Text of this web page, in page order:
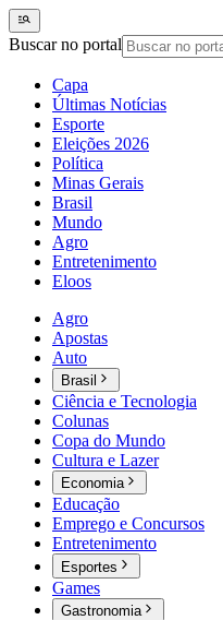
Buscar no portal
Capa
Últimas Notícias
Esporte
Eleições 2026
Política
Minas Gerais
Brasil
Mundo
Agro
Entretenimento
Eloos
Agro
Apostas
Auto
Brasil
Ciência e Tecnologia
Colunas
Copa do Mundo
Cultura e Lazer
Economia
Educação
Emprego e Concursos
Entretenimento
Esportes
Games
Gastronomia